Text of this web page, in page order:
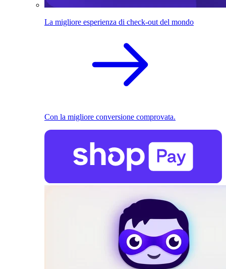
La migliore esperienza di check-out del mondo
Con la migliore conversione comprovata.